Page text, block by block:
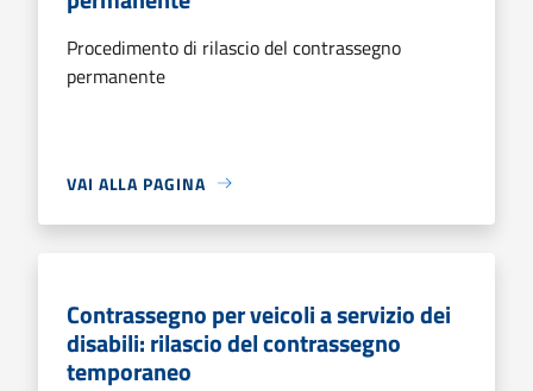
Procedimento di rilascio del contrassegno
permanente
VAI ALLA PAGINA
Contrassegno per veicoli a servizio dei
disabili: rilascio del contrassegno
temporaneo